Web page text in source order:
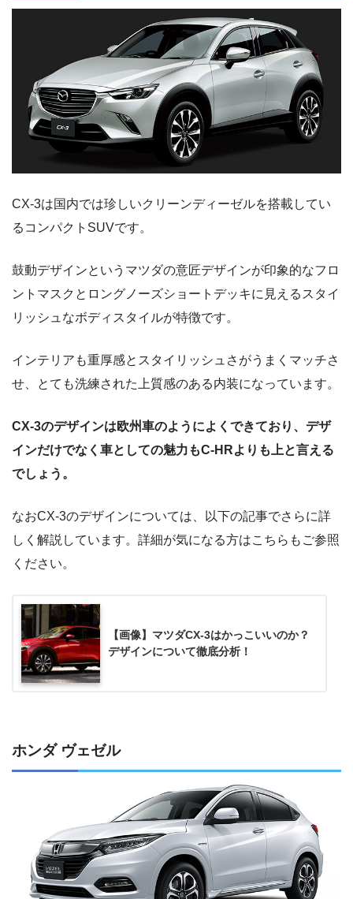
CX-3は国内では珍しいクリーンディーゼルを搭載してい
るコンパクトSUVです。
鼓動デザインというマツダの意匠デザインが印象的なフロ
ントマスクとロングノーズショートデッキに見えるスタイ
リッシュなボディスタイルが特徴です。
インテリアも重厚感とスタイリッシュさがうまくマッチさ
せ、とても洗練された上質感のある内装になっています。
CX-3のデザインは欧州車のようによくできており、デザ
インだけでなく車としての魅力もC-HRよりも上と言える
でしょう。
なおCX-3のデザインについては、以下の記事でさらに詳
しく解説しています。詳細が気になる方はこちらもご参照
ください。
【画像】マツダCX-3はかっこいいのか？
デザインについて徹底分析！
ホンダ ヴェゼル